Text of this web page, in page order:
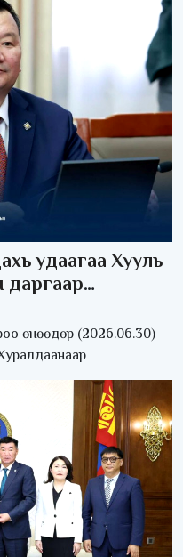
удаагаа Хууль
даргаар
өнөөдөр (2026.06.30)